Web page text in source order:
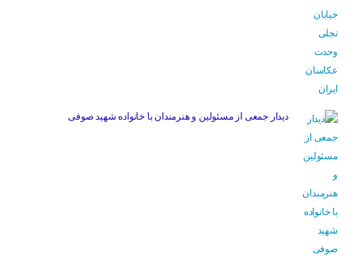
دیدار جمعی از مسئولین و هنرمندان با خانواده شهید صوفی